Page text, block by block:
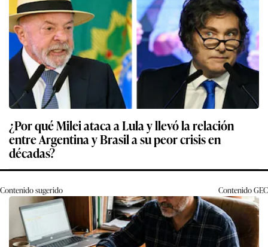
¿Por qué Milei ataca a Lula y llevó la relación
entre Argentina y Brasil a su peor crisis en
décadas?
Contenido sugerido ContenidoGEC